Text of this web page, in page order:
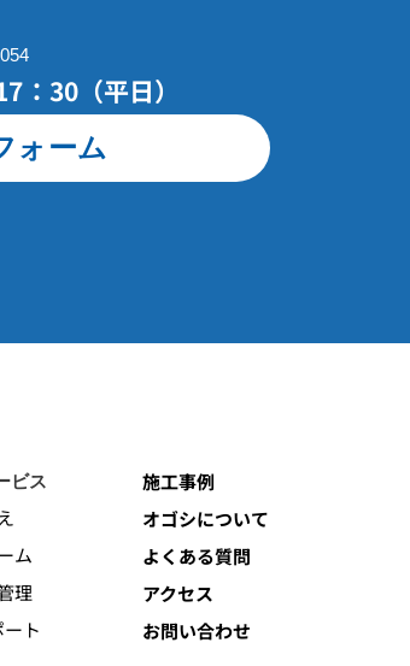
：30（平日）
ォーム
ビス
ム
理
ト
施工事例
オゴシについて
よくある質問
アクセス
お問い合わせ